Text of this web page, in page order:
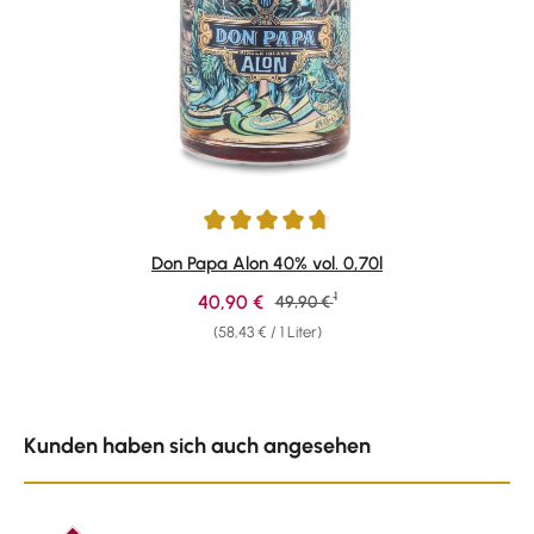
Durchschnittliche Bewertung von 4.79 von 5 Sternen
Don Papa Alon 40% vol. 0,70l
(58,43 € / 1 Liter)
Verkaufspreis:
40,90 € Regulärer Preis:
49,90 € 1
Kunden haben sich auch angesehen